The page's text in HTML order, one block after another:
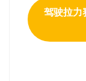
驾驶拉力